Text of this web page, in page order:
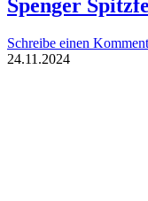
Spenger
Schreibe einen
24.11.2024